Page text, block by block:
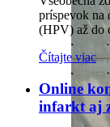
príspevok na
(HPV) až do
Čítajte viac
Online
infarkt aj